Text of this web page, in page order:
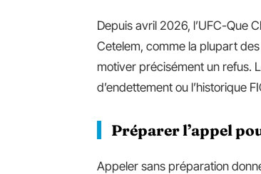
Depuis avril 2026, l’UFC-Que
Cetelem, comme la plupart des
motiver précisément un refus.
d’endettement ou l’historique
Préparer l’appel
Appeler sans préparation